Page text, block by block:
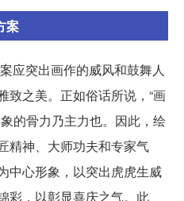
案
应突出画作的威风和鼓舞人
致之美。正如俗话所说，“画
的骨力乃主力也。因此，绘
精神、大师功夫和专家气
中心形象，以突出虎虎生威
彩，以彰显喜庆之气。此